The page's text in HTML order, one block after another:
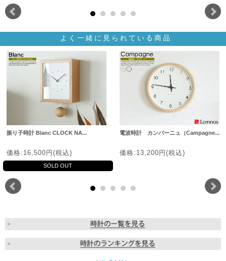
よく一緒に見られている商品
振り子時計 Blanc CLOCK NA...
価格:16,500円(税込)
SOLD OUT
電波時計 カンパーニュ（Campagne...
価格:13,200円(税込)